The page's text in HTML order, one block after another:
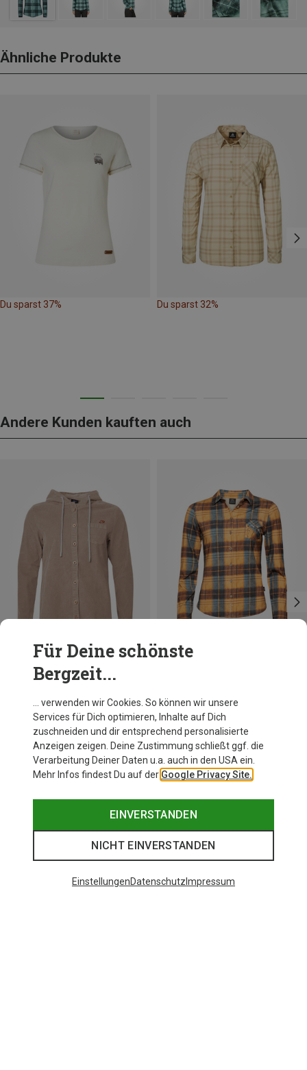
Ähnliche Produkte
Du sparst 37% Du sparst 32%
Andere Kunden kauften auch
Du sparst 49%
Für Deine schönste
Bergzeit...
… verwenden wir Cookies. So können wir unsere
Services für Dich optimieren, Inhalte auf Dich
zuschneiden und dir entsprechend personalisierte
Anzeigen zeigen. Deine Zustimmung schließt ggf. die
Verarbeitung Deiner Daten u.a. auch in den USA ein.
Mehr Infos findest Du auf der Google Privacy Site.
EINVERSTANDEN
NICHT EINVERSTANDEN
EinstellungenDatenschutz Impressum